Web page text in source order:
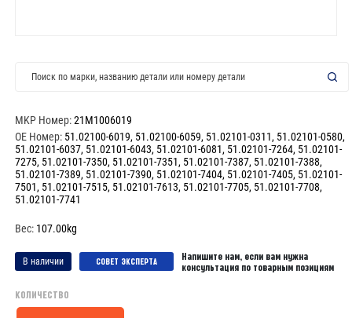
MKP Номер:21M1006019
OE Номер: 51.02100-6019, 51.02100-6059, 51.02101-0311, 51.02101-0580,
51.02101-6037, 51.02101-6043, 51.02101-6081, 51.02101-7264, 51.02101-
7275, 51.02101-7350, 51.02101-7351, 51.02101-7387, 51.02101-7388,
51.02101-7389, 51.02101-7390, 51.02101-7404, 51.02101-7405, 51.02101-
7501, 51.02101-7515, 51.02101-7613, 51.02101-7705, 51.02101-7708,
51.02101-7741
Вес: 107.00kg
В наличии CОВЕТ ЭКСПЕРТА
Напишите нам, если вам нужна
консультация по товарным позициям
КОЛИЧЕСТВО